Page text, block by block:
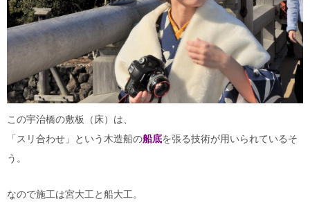
この宇治橋の敷板（床）は、
「スリ合わせ」という木造船の船底を張る技術が用いられているそ
う。
なので施工は宮大工と船大工。